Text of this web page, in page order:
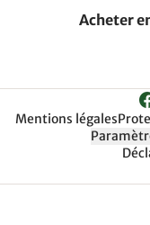
Acheter
Mentions légales